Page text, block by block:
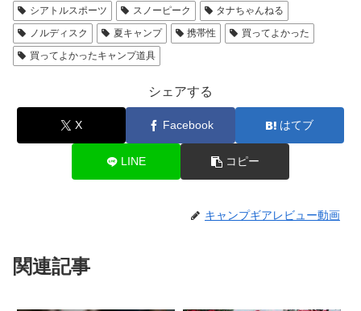
シアトルスポーツ
スノーピーク
タナちゃんねる
ノルディスク
夏キャンプ 携帯性
買ってよかった
買ってよかったキャンプ道具
シェアする
X Facebook はてブ
LINE コピー
キャンプギアレビュー動画
関連記事